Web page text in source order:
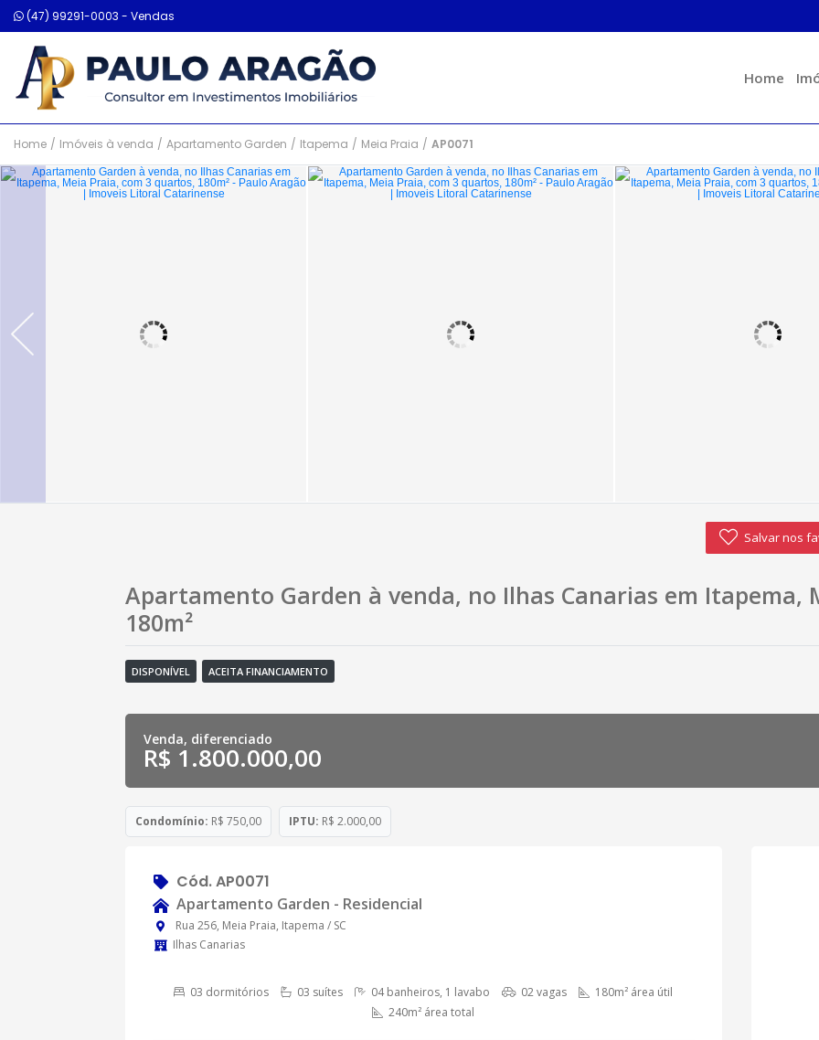
(47) 99291-0003 - Vendas
Home
Home / Imóveis à venda / Apartamento Garden / Itapema / Meia Praia / AP0071
Salvar nos
Apartamento Garden à venda, no Ilhas Canarias em Itapema,
180m²
DISPONÍVEL ACEITA FINANCIAMENTO
Venda, diferenciado
R$ 1.800.000,00
Condomínio: R$ 750,00 IPTU: R$ 2.000,00
Cód. AP0071
Apartamento Garden - Residencial
Rua 256, Meia Praia, Itapema / SC
Ilhas Canarias
03 dormitórios 03 suítes 04 banheiros, 1 lavabo 02 vagas
180m² área útil
240m² área total